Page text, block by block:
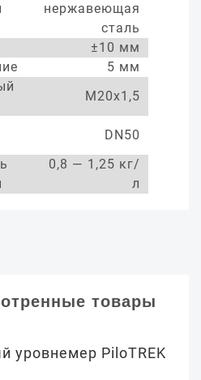
нержавеющая
сталь
±10 мм
5 мм
М20х1,5
DN50
0,8 — 1,25 кг/
л
товары
уровнемер PiloTREK